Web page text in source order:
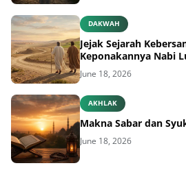
DAKWAH
Jejak Sejarah
Keponakannya Nabi
June 18, 2026
AKHLAK
Makna Sabar dan
June 18, 2026